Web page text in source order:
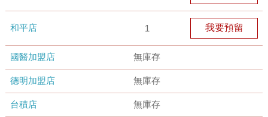
和平店 1 我要預留
國醫加盟店 無庫存
德明加盟店 無庫存
台積店 無庫存